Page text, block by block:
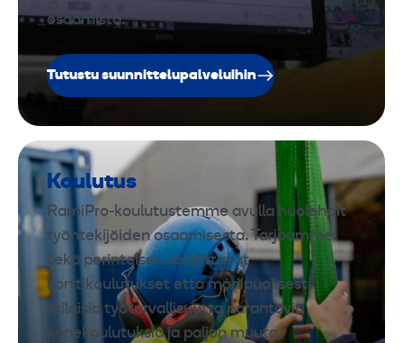
osaamista.
Tutustu suunnittelupalveluihin
Koulutus
RamiPro-koulutustemme avulla huolehdit
työntekijöiden osaamisesta. Tarjoamme
sekä perinteiset vaadittavat
korttikoulutukset että monipuolisesti
erilaisia työturvallisuutta parantavia
konekoulutuksia ja paljon muuta.